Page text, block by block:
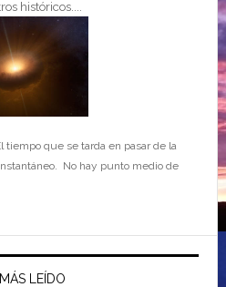
históricos....
tiempo que se tarda en pasar de la
No hay punto medio de
MÁS LEÍDO